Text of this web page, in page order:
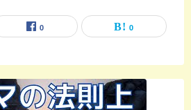
0 0